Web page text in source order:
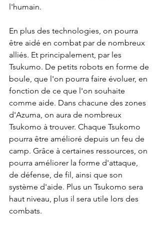
l'humain.
En plus des technologies, on pourra
être aidé en combat par de nombreux
alliés. Et principalement, par les
Tsukumo. De petits robots en forme de
boule, que l'on pourra faire évoluer, en
fonction de ce que l'on souhaite
comme aide. Dans chacune des zones
d'Azuma, on aura de nombreux
Tsukomo à trouver. Chaque Tsukomo
pourra être amélioré depuis un feu de
camp. Grâce à certaines ressources, on
pourra améliorer la forme d'attaque,
de défense, de fil, ainsi que son
système d'aide. Plus un Tsukomo sera
haut niveau, plus il sera utile lors des
combats.